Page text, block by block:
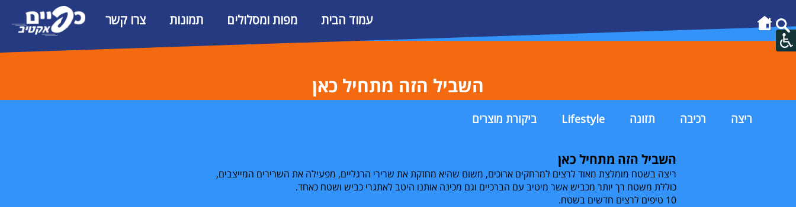
עמוד הבית מפות ומסלולים תמונות צרו קשר
השביל הזה מתחיל כאן
ריצה רכיבה תזונה Lifestyle ביקורת מוצרים
השביל הזה מתחיל כאן
ריצה בשטח מומלצת מאוד לרצים למרחקים ארוכים, משום שהיא מחזקת את שרירי הרגליים, מפעילה את השרירים המייצבים,
כוללת משטח רך יותר מכביש אשר מיטיב עם הברכיים וגם מכינה אותנו היטב לאתגרי כביש ושטח כאחד.
10 טיפים לרצים חדשים בשטח.